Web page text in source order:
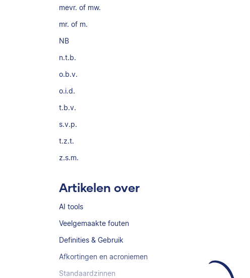
mevr. of mw.
mr. of m.
NB
n.t.b.
o.b.v.
o.i.d.
t.b.v.
s.v.p.
t.z.t.
z.s.m.
Artikelen over
AI tools
Veelgemaakte fouten
Definities & Gebruik
Afkortingen en acroniemen
Standaardzinnen